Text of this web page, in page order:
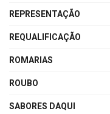
REPRESENTAÇÃO
REQUALIFICAÇÃO
ROMARIAS
ROUBO
SABORES DAQUI